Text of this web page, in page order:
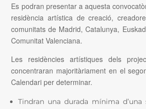
Es podran presentar a aquesta
residència artística de creació,
comunitats de Madrid, Catalunya,
Comunitat Valenciana.
Les residències artístiques dels
concentraran majoritàriament en el
Calendari per determinar.
Tindran una durada mínima